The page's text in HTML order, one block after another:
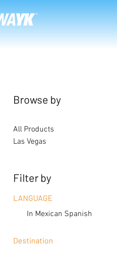
Browse by
All Products
Las Vegas
Filter by
LANGUAGE
In Mexican Spanish
Destination